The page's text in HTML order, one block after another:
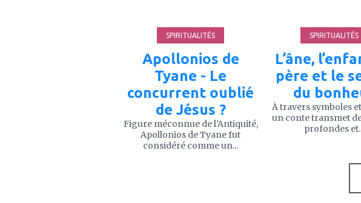
SPIRITUALITÉS
Apollonios de
Tyane - Le
concurrent oublié
de Jésus ?
Figure méconnue de l’Antiquité,
Apollonios de Tyane fut
considéré comme un...
SPIRITUALITÉS
L’âne,
père et le
du
À travers symboles
un conte transmet
profondes